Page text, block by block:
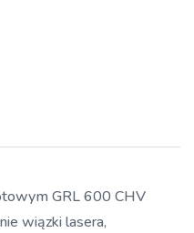
GRL 600 CHV
wiązki lasera,